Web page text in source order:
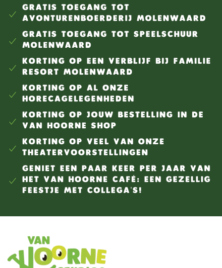
GRATIS TOEGANG TOT
AVONTURENBOERDERIJ MOLENWAARD
GRATIS TOEGANG TOT SPEELSCHUUR
MOLENWAARD
KORTING OP EEN VERBLIJF BIJ FAMILIE
RESORT MOLENWAARD
KORTING OP AL ONZE
HORECAGELEGENHEDEN
KORTING OP JOUW BESTELLING IN DE
VAN HOORNE SHOP
KORTING OP VEEL VAN ONZE
THEATERVOORSTELLINGEN
GENIET EEN PAAR KEER PER JAAR VAN
HET VAN HOORNE CAFÉ: EEN GEZELLIG
FEESTJE MET COLLEGA'S!